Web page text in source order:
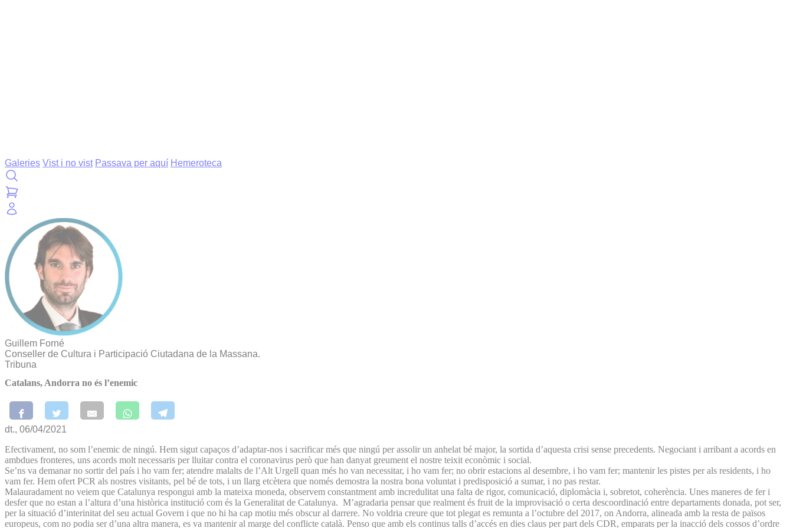
Galeries Vist i no vist Passava per aquí Hemeroteca
Guillem Forné
Conseller de Cultura i Participació Ciutadana de la Massana.
Tribuna
Catalans, Andorra no és l’enemic
dt., 06/04/2021
Efectivament, no som l’enemic de ningú. Hem sigut capaços d’adaptar-nos i sacrificar més que ningú per assolir un anhelat bé major, la sortida d’aquesta crisi sense precedents. Negociant i arribant a acords en
ambdues fronteres, uns acords molt necessaris per lluitar contra el coronavirus però que han danyat greument el nostre teixit econòmic i social.
Se’ns va demanar no sortir del país i ho vam fer; atendre malalts de l’Alt Urgell quan més ho van necessitar, i ho vam fer; no obrir estacions al desembre, i ho vam fer; mantenir les pistes per als residents, i ho
vam fer. Hem ofert PCR als nostres visitants, pel bé de tots, i un llarg etcètera que només demostra la nostra bona voluntat i predisposició a sumar, i no pas restar.
Malauradament no veiem que Catalunya respongui amb la mateixa moneda, observem constantment amb incredulitat una falta de rigor, comunicació, diplomàcia i, sobretot, coherència. Unes maneres de fer i
desfer que no estan a l’altura d’una històrica institució com és la Generalitat de Catalunya. M’agradaria pensar que realment és fruit de la improvisació o certa descoordinació entre departaments donada, pot ser,
per la situació d’interinitat del seu actual Govern i que no hi ha cap motiu més obscur al darrere. No voldria creure que tot plegat es remunta a l’octubre del 2017, on Andorra, alineada amb la resta de països
europeus, com no podia ser d’una altra manera, es va mantenir al marge del conflicte català. Penso que amb els continus talls d’accés en dies claus per part dels CDR, emparats per la inacció dels cossos d’ordre